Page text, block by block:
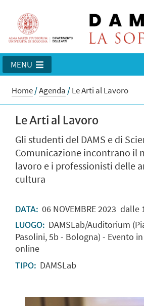
MENU
Home/Agenda /Le Arti al Lavoro
Le Arti al Lavoro
Gli studenti del DAMS e di
Comunicazione incontrano il
lavoro e i professionisti delle
cultura
DATA: 06NOVEMBRE2023 dalle
LUOGO: DAMSLab/Auditorium
Pasolini, 5b - Bologna) - Evento
online
TIPO: DAMSLab